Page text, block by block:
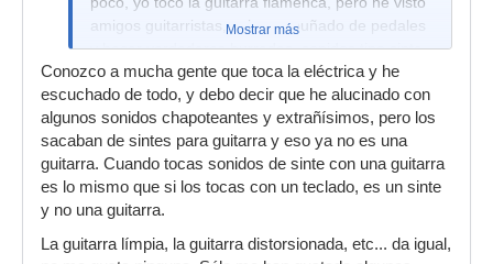
amigos guitarristas, cojer un puñado de pedales
y hacer verdaderas burradas, sonidos tipo sinte,
no se decirte, es que no me puedo creer que no
te gusten miles de sonidos.....o quizas es que te
refieres a la tipica guitarra limpia o la
distorsionada de los punteos,,,en fin.....no se,
creo que a tu edad ya no te vas a curar
venga
un saludo
Mostrar más
Conozco a mucha gente que toca la eléctrica y he
escuchado de todo, y debo decir que he alucinado con
algunos sonidos chapoteantes y extrañísimos, pero los
sacaban de sintes para guitarra y eso ya no es una
guitarra. Cuando tocas sonidos de sinte con una guitarra
es lo mismo que si los tocas con un teclado, es un sinte
y no una guitarra.
La guitarra límpia, la guitarra distorsionada, etc... da igual,